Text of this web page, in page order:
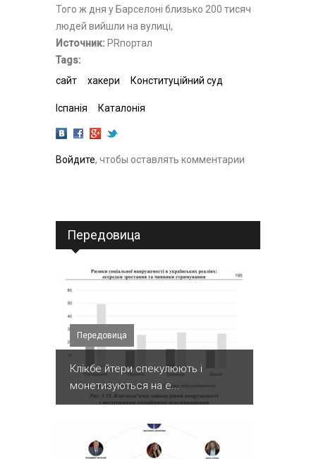
Того ж дня у Барселоні близько 200 тисяч
людей вийшли на вулиці,
Источник: PRпортал
Tags:
сайт
хакери Конституційний суд
Іспанія Каталонія
Войдите, чтобы оставлять комментарии
Передовица
Передовица
Клікбе йтери спекулюють і
монетизуються на е...